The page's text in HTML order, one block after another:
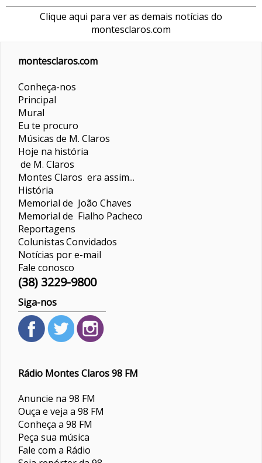
Clique aqui para ver as demais notícias do
montesclaros.com
montesclaros.com
Conheça-nos
Principal
Mural
Eu te procuro
Músicas de M. Claros
Hoje na história
de M. Claros
Montes Claros era assim...
História
Memorial de João Chaves
Memorial de Fialho Pacheco
Reportagens
ColunistasConvidados
Notícias por e-mail
Fale conosco
(38) 3229-9800
Siga-nos
Rádio Montes Claros 98 FM
Anuncie na 98 FM
Ouça e veja a 98 FM
Conheça a 98 FM
Peça sua música
Fale com a Rádio